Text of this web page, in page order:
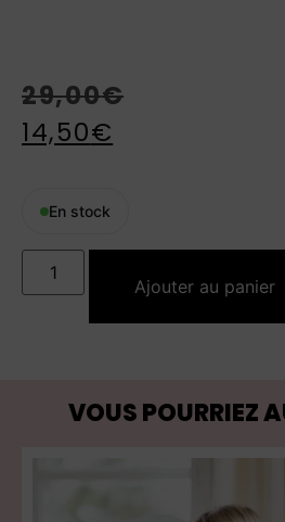
29,00€
14,50€
En stock
Ajouter au panier
VOUS POURRIEZ